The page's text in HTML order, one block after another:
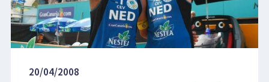
20/04/2008